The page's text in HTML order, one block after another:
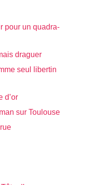
pour un quadra-
draguer
seul libertin
d’or
sur Toulouse